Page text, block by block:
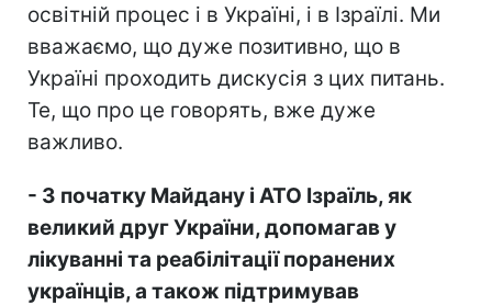
освітній процес і в Україні, і в Ізраїлі. Ми
вважаємо, що дуже позитивно, що в
Україні проходить дискусія з цих питань.
Те, що про це говорять, вже дуже
важливо.
- З початку Майдану і АТО Ізраїль, як
великий друг України, допомагав у
лікуванні та реабілітації поранених
українців, а також підтримував